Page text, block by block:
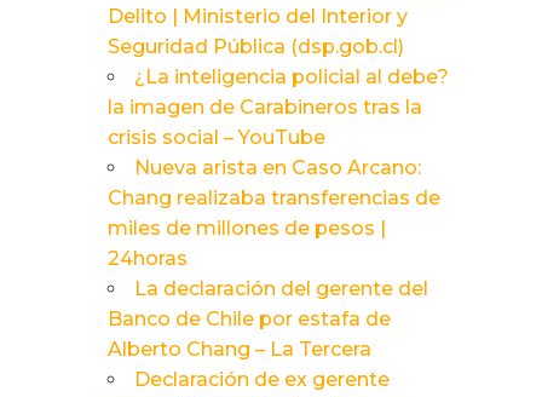
Delito | Ministerio del Interior y
Seguridad Pública (dsp.gob.cl)
¿La inteligencia policial al debe?
la imagen de Carabineros tras la
crisis social – YouTube
Nueva arista en Caso Arcano:
Chang realizaba transferencias de
miles de millones de pesos |
24horas
La declaración del gerente del
Banco de Chile por estafa de
Alberto Chang – La Tercera
Declaración de ex gerente